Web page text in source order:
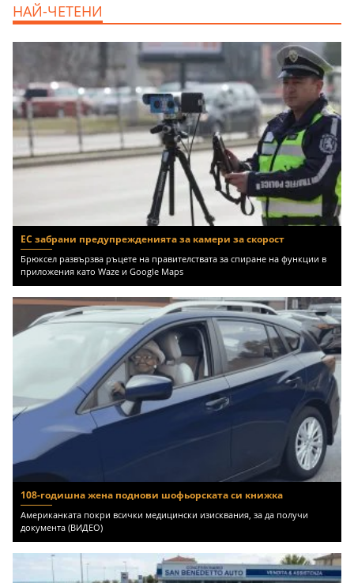
НАЙ-ЧЕТЕНИ
ЕС забрани предупрежденията за камери за скорост
Брюксел развързва ръцете на правителствата за спиране на функции в
приложения като Waze и Google Maps
108-годишна жена поднови шофьорската си книжка
Американката покри всички медицински изисквания, за да получи
документа (ВИДЕО)